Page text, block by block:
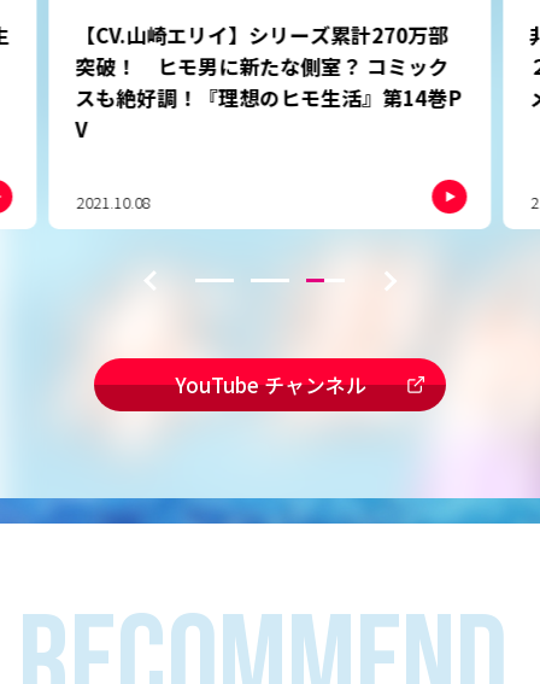
【CV.山崎エリイ】シリーズ累計270万部
突破！ ヒモ男に新たな側室？ コミック
スも絶好調！『理想のヒモ生活』第14巻P
V
2021.10.08
YouTube チャンネル